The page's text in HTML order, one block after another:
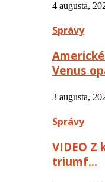
4 augusta,
Správy
Venus
3 augusta,
Správy
VIDEO Z
triumf…